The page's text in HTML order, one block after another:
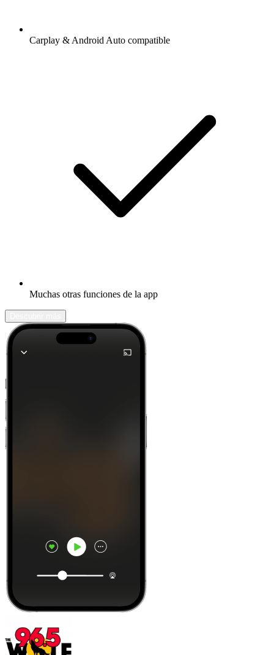
Carplay & Android Auto compatible
Muchas otras funciones de la app